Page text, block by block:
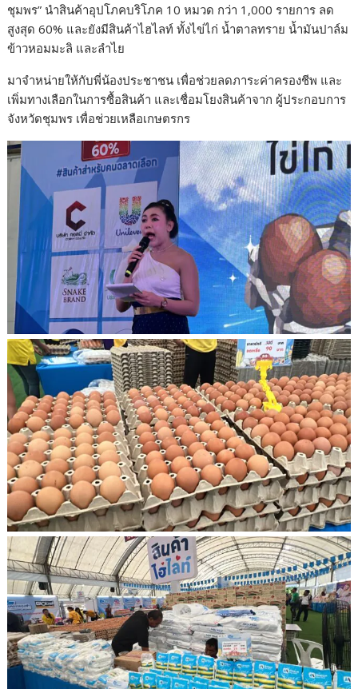
ชุมพร” นำสินค้าอุปโภคบริโภค 10 หมวด กว่า 1,000 รายการ ลด
สูงสุด 60% และยังมีสินค้าไฮไลท์ ทั้งไข่ไก่ น้ำตาลทราย น้ำมันปาล์ม
ข้าวหอมมะลิ และลำไย
มาจำหน่ายให้กับพี่น้องประชาชน เพื่อช่วยลดภาระค่าครองชีพ และ
เพิ่มทางเลือกในการซื้อสินค้า และเชื่อมโยงสินค้าจาก ผู้ประกอบการ
จังหวัดชุมพร เพื่อช่วยเหลือเกษตรกร